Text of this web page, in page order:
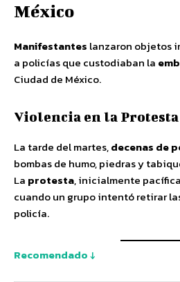
México
Manifestantes lanzaron objetos
a policías que custodiaban la
Ciudad de México.
Violencia en la Protesta
La tarde del martes,decenas de
bombas de humo, piedras y
La protesta, inicialmente
cuando un grupo intentó retirar
policía.
Recomendado ↓